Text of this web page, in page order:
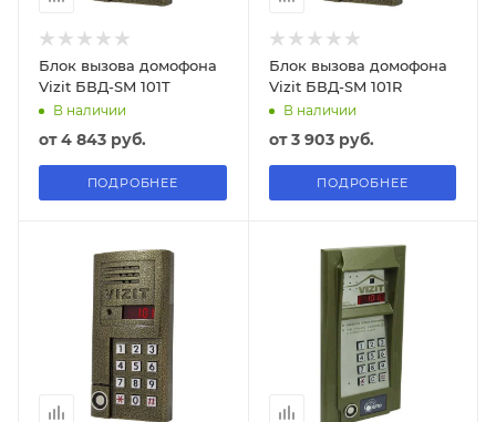
Блок вызова домофона
Vizit БВД-SM 101T
В наличии
от4 843 руб.
ПОДРОБНЕЕ
Блок вызова домофона
Vizit БВД-SM 101R
В наличии
от3 903 руб.
ПОДРОБНЕЕ